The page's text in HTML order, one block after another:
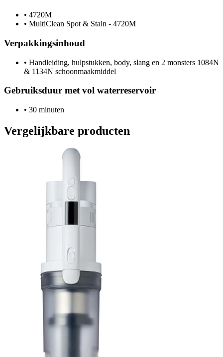
• 4720M
• MultiClean Spot & Stain - 4720M
Verpakkingsinhoud
• Handleiding, hulpstukken, body, slang en 2 monsters 1084N
& 1134N schoonmaakmiddel
Gebruiksduur met vol waterreservoir
• 30 minuten
Vergelijkbare producten